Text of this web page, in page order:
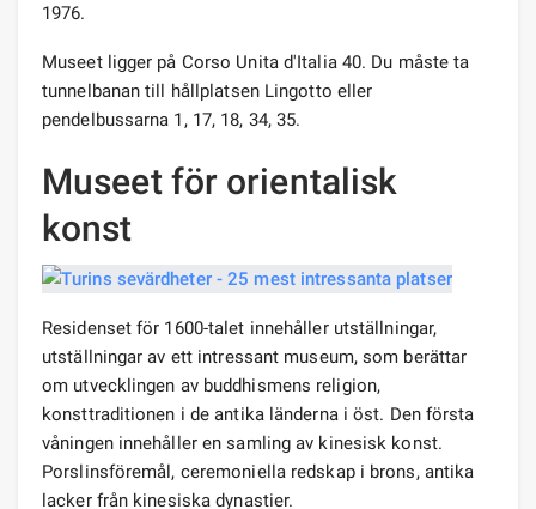
1976.
Museet ligger på Corso Unita d'Italia 40. Du måste ta
tunnelbanan till hållplatsen Lingotto eller
pendelbussarna 1, 17, 18, 34, 35.
Museet för orientalisk
konst
Residenset för 1600-talet innehåller utställningar,
utställningar av ett intressant museum, som berättar
om utvecklingen av buddhismens religion,
konsttraditionen i de antika länderna i öst. Den första
våningen innehåller en samling av kinesisk konst.
Porslinsföremål, ceremoniella redskap i brons, antika
lacker från kinesiska dynastier.